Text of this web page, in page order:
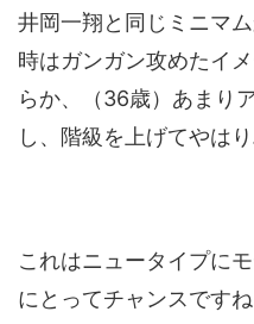
井岡一翔と同じミニマ
時はガンガン攻めたイ
らか、（36歳）あまり
し、階級を上げてやは
これはニュータイプに
にとってチャンスですね